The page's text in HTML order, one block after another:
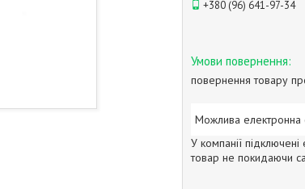
+380 (96) 641-97-34
повернення товару
У компанії
товар не покидаючи